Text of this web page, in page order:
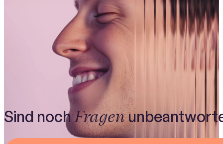
Sind noch Fragen